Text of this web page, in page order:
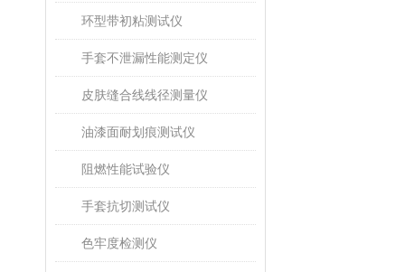
环型带初粘测试仪
手套不泄漏性能测定仪
皮肤缝合线线径测量仪
油漆面耐划痕测试仪
阻燃性能试验仪
手套抗切测试仪
色牢度检测仪